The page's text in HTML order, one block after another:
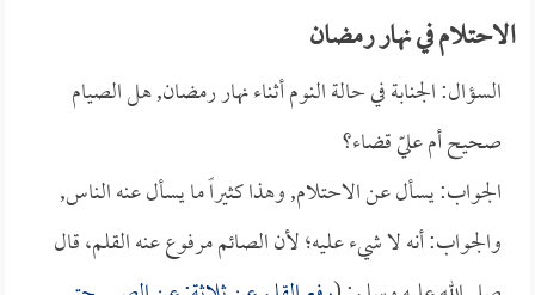
الاحتلام في نهار رمضان
السؤال: الجنابة في حالة النوم أثناء نهار رمضان, هل الصيام
صحيح أم عليّ قضاء؟
الجواب: يسأل عن الاحتلام, وهذا كثيراً ما يسأل عنه الناس,
والجواب: أنه لا شيء عليه؛ لأن الصائم مرفوع عنه القلم، قال